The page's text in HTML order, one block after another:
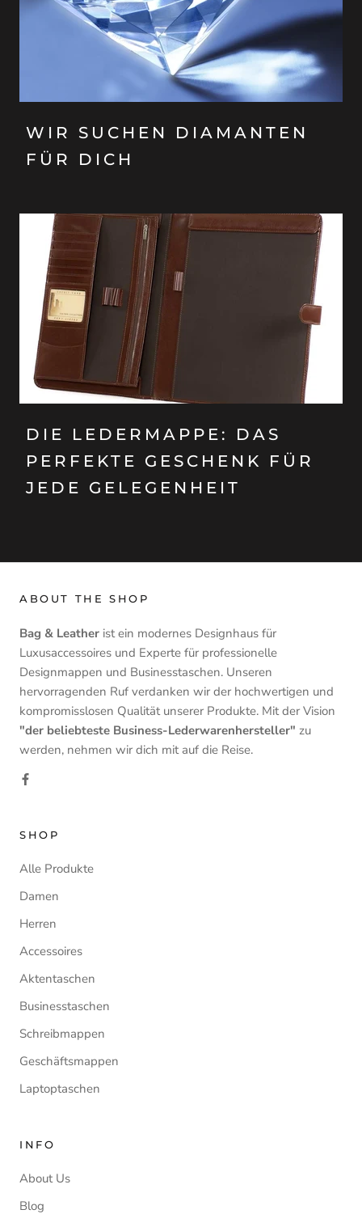
WIR SUCHEN DIAMANTEN
FÜR DICH
DIE LEDERMAPPE: DAS
PERFEKTE GESCHENK FÜR
JEDE GELEGENHEIT
ABOUT THE SHOP
Bag & Leather ist ein modernes Designhaus für
Luxusaccessoires und Experte für professionelle
Designmappen und Businesstaschen. Unseren
hervorragenden Ruf verdanken wir der hochwertigen und
kompromisslosen Qualität unserer Produkte. Mit der Vision
"der beliebteste Business-Lederwarenhersteller" zu
werden, nehmen wir dich mit auf die Reise.
SHOP
Alle Produkte
Damen
Herren
Accessoires
Aktentaschen
Businesstaschen
Schreibmappen
Geschäftsmappen
Laptoptaschen
INFO
About Us
Blog